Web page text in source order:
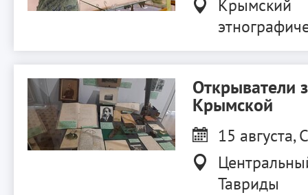
Крымский
Открыватели
Крымской
15 августа,
Тавриды